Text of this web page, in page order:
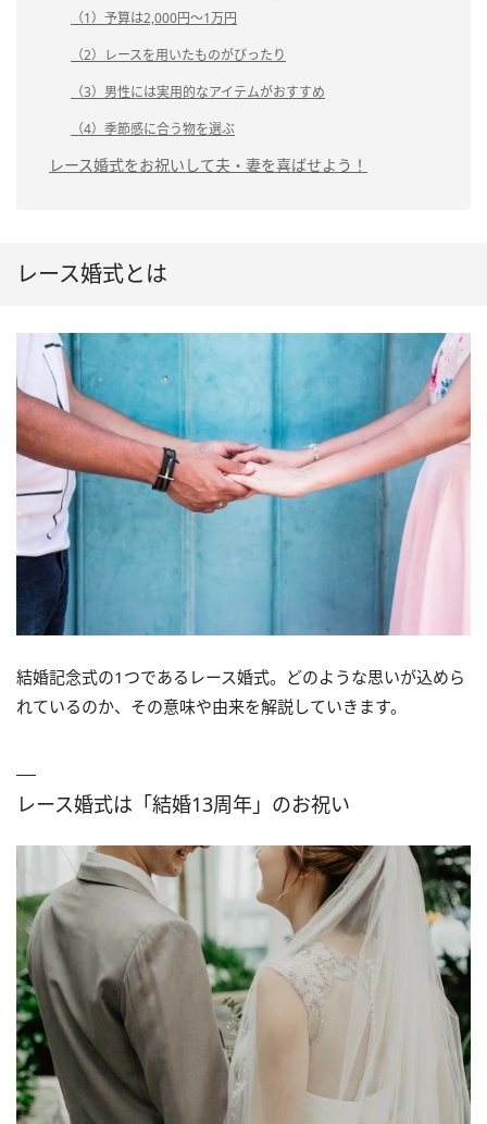
（1）予算は2,000円～1万円
（2）レースを用いたものがぴったり
（3）男性には実用的なアイテムがおすすめ
（4）季節感に合う物を選ぶ
レース婚式をお祝いして夫・妻を喜ばせよう！
レース婚式とは
結婚記念式の1つであるレース婚式。どのような思いが込めら
れているのか、その意味や由来を解説していきます。
レース婚式は「結婚13周年」のお祝い